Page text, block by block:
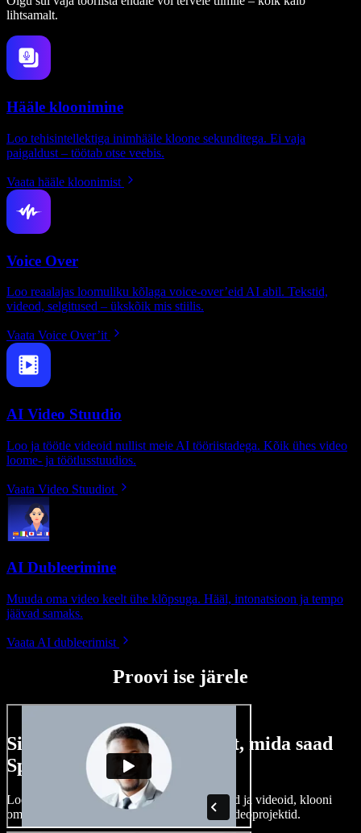
lihtsamalt.
Hääle kloonimine
Loo tehisintellektiga inimhääle kloone sekunditega. Ei vaja
paigaldust – töötab otse veebis.
Vaata hääle kloonimist
Voice Over
Loo reaalajas loomuliku kõlaga voice-over’eid AI abil. Tekstid,
videod, selgitused – ükskõik mis stiilis.
Vaata Voice Over’it
AI Video Stuudio
Loo ja töötle videoid nullist meie AI tööriistadega. Kõik ühes video
loome- ja töötlusstuudios.
Vaata Video Stuudiot
AI Dubleerimine
Muuda oma video keelt ühe klõpsuga. Hääl, intonatsioon ja tempo
jäävad samaks.
Vaata AI dubleerimist
Proovi ise järele
Siin on vaid väike osa sellest, mida saad
Speechify Studioga teha.
Loo voice-over’eid, kasuta tasuta pilte, helisid ja videoid, klooni
oma häält ja pane kokku terviklikud audio-videoprojektid.